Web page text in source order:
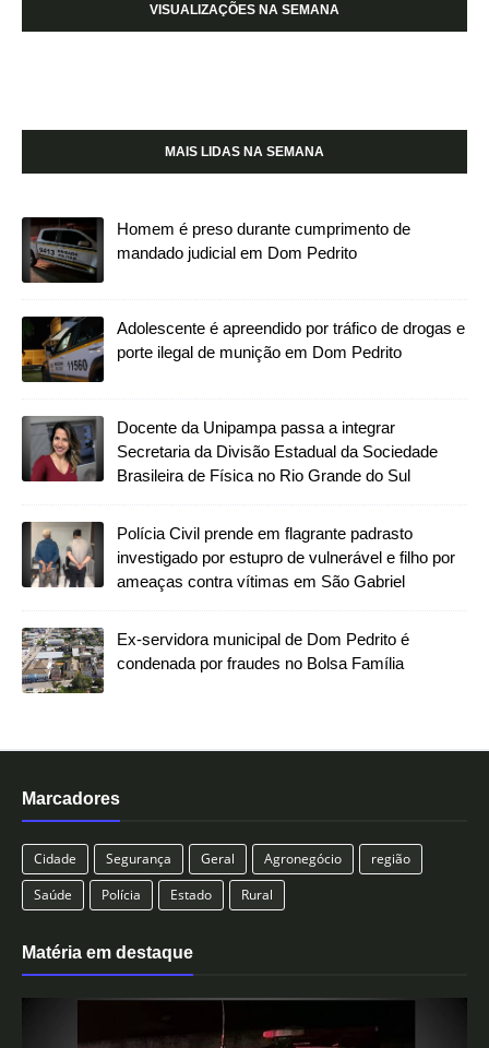
VISUALIZAÇÕES NA SEMANA
MAIS LIDAS NA SEMANA
Homem é preso durante cumprimento de
mandado judicial em Dom Pedrito
Adolescente é apreendido por tráfico de drogas e
porte ilegal de munição em Dom Pedrito
Docente da Unipampa passa a integrar
Secretaria da Divisão Estadual da Sociedade
Brasileira de Física no Rio Grande do Sul
Polícia Civil prende em flagrante padrasto
investigado por estupro de vulnerável e filho por
ameaças contra vítimas em São Gabriel
Ex-servidora municipal de Dom Pedrito é
condenada por fraudes no Bolsa Família
Marcadores
Cidade Segurança Geral Agronegócio
região
Saúde
Polícia Estado Rural
Matéria em destaque